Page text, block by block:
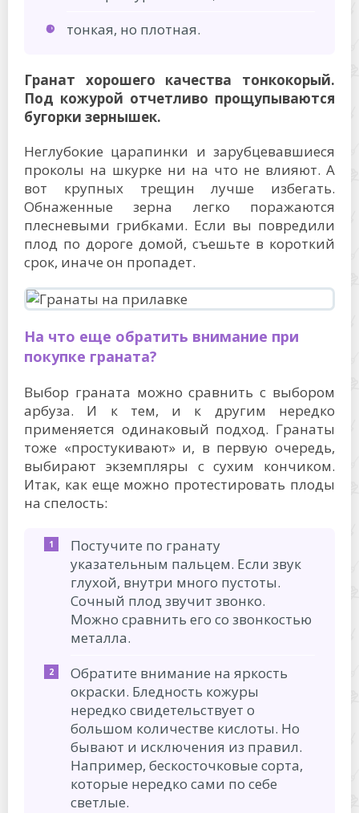
тонкая, но плотная.
Гранат хорошего качества тонкокорый.
Под кожурой отчетливо прощупываются
бугорки зернышек.
Неглубокие царапинки и зарубцевавшиеся
проколы на шкурке ни на что не влияют. А
вот крупных трещин лучше избегать.
Обнаженные зерна легко поражаются
плесневыми грибками. Если вы повредили
плод по дороге домой, съешьте в короткий
срок, иначе он пропадет.
На что еще обратить внимание при
покупке граната?
Выбор граната можно сравнить с выбором
арбуза. И к тем, и к другим нередко
применяется одинаковый подход. Гранаты
тоже «простукивают» и, в первую очередь,
выбирают экземпляры с сухим кончиком.
Итак, как еще можно протестировать плоды
на спелость:
Постучите по гранату
указательным пальцем. Если звук
глухой, внутри много пустоты.
Сочный плод звучит звонко.
Можно сравнить его со звонкостью
металла.
Обратите внимание на яркость
окраски. Бледность кожуры
нередко свидетельствует о
большом количестве кислоты. Но
бывают и исключения из правил.
Например, бескосточковые сорта,
которые нередко сами по себе
светлые.